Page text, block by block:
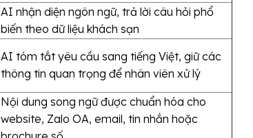
AI nhận diện ngôn ngữ, trả lời câu hỏi phổ
biến theo dữ liệu khách sạn
AI tóm tắt yêu cầu sang tiếng Việt, giữ các
thông tin quan trọng để nhân viên xử lý
Nội dung song ngữ được chuẩn hóa cho
website, Zalo OA, email, tin nhắn hoặc